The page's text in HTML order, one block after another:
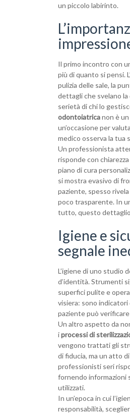
un piccolo labirinto.
Il primo incontro con
più di quanto si pensi.
pulizia delle sale, la
dettagli che svelano la
serietà di chi lo
odontoiatricanon è
un’occasione per
medico osserva la tua
Un professionista
risponde con
piano di cura
si mostra evasivo di
paziente, spesso
poco trasparente. In
tutto, questo dettaglio
Igiene e
segnale
L’igiene di uno studio
d’identità. Strumenti
superfici pulite e
visiera: sono
paziente può
Un altro aspetto da
iprocessi di
vengono trattati gli
di fiducia, ma un atto
professionisti seri
fornendo informazioni
utilizzati.
In un’epoca in cui
responsabilità,